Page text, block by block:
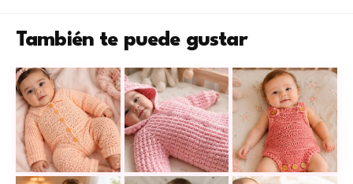
También te puede gustar
Cómo tejer un body de bebé a ganchillo cómodo,
Body de tirantes